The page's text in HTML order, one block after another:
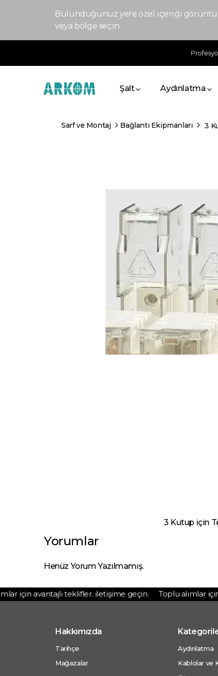
Bulunduğunuz yere özel içeriği
veya bölge seçin.
Şalt Aydınlatma
Sarf ve Montaj Bağlantı Ekipmanları 3
3 Kutup için
Yorumlar
Henüz Yorum Yazılmamış.
için avantajlı teklifler. iletişime geçin. Toplu alımlar için
Hakkımızda
Tarihçe
Mağazalar
Aydınlatma
Kablolar ve